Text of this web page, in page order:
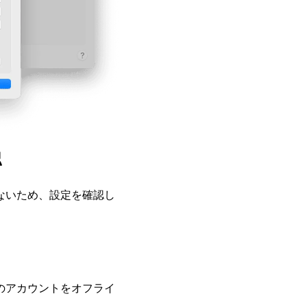
ため、設定を確認し
カウントをオフライ